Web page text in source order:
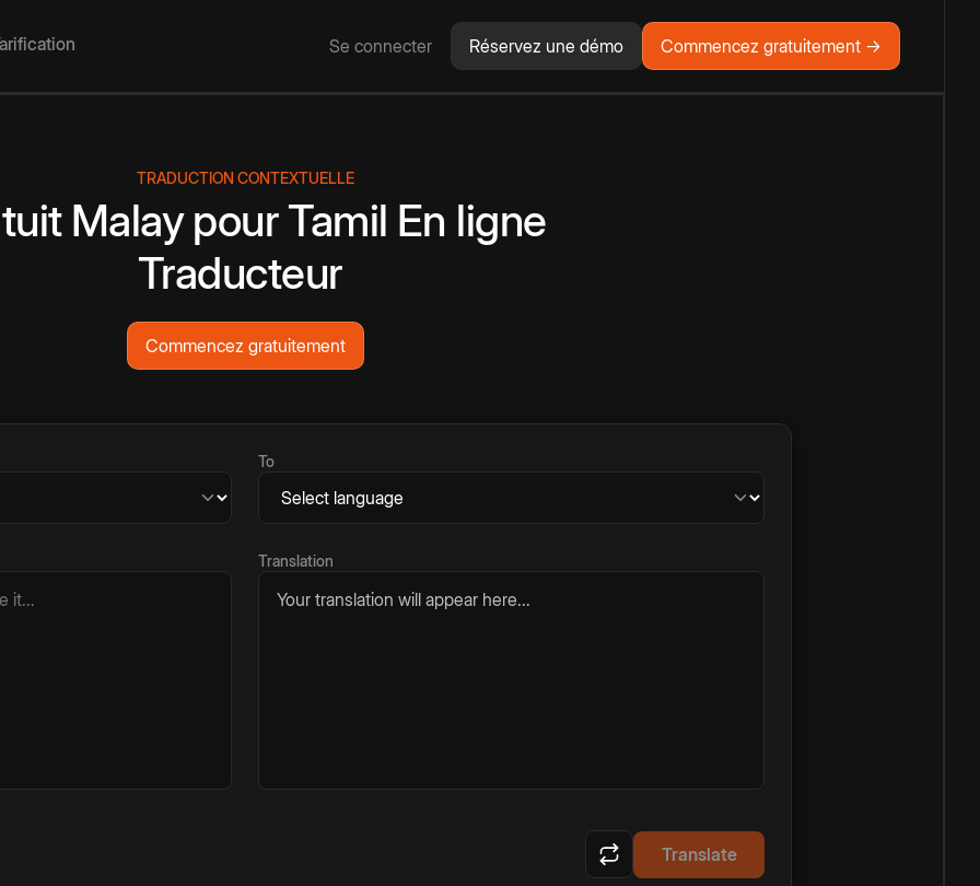
Se connecter Réservez une démo Commencez gratuitement →
TRADUCTION CONTEXTUELLE
MalaypourTamil En ligne
Traducteur
Commencez gratuitement
To
Translation
Your translation will appear here...
Translate